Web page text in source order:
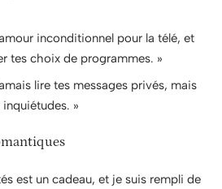
inconditionnel pour la télé, et
tes choix de programmes. »
lire tes messages privés, mais
»
est un cadeau, et je suis rempli de